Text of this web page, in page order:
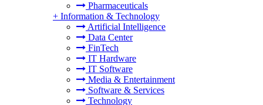
Pharmaceuticals
+ Information & Technology
Artificial Intelligence
Data Center
FinTech
IT Hardware
IT Software
Media & Entertainment
Software & Services
Technology